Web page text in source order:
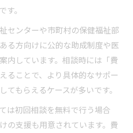
す。
センターや市町村の保健福祉部
る方向けに公的な助成制度や医
内しています。相談時には「費
ることで、より具体的なサポー
てもらえるケースが多いです。
は初回相談を無料で行う場合
の支援も用意されています。費